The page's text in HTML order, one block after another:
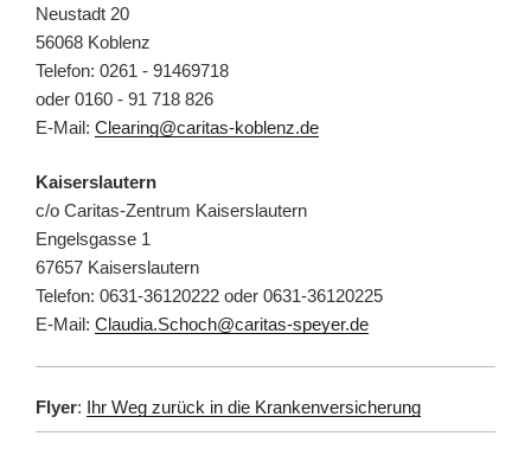
Neustadt 20
56068 Koblenz
Telefon: 0261 - 91469718
oder 0160 - 91 718 826
E-Mail: Clearing@caritas-koblenz.de
Kaiserslautern
c/o Caritas-Zentrum Kaiserslautern
Engelsgasse 1
67657 Kaiserslautern
Telefon: 0631-36120222 oder 0631-36120225
E-Mail: Claudia.Schoch@caritas-speyer.de
Flyer: Ihr Weg zurück in die Krankenversicherung